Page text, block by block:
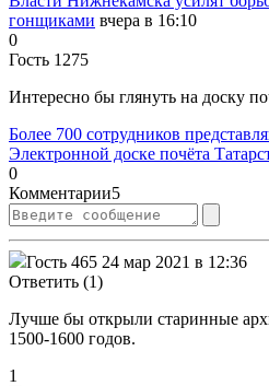
гонщиками вчера в 16:10
0
Гость 1275
Интересно бы глянуть на доску
Более 700 сотрудников
Электронной доске почёта
0
Комментарии5
Гость 465 24 мар 2021 в 12:36
Ответить (1)
Лучше бы открыли старинные
1500-1600 годов.
1